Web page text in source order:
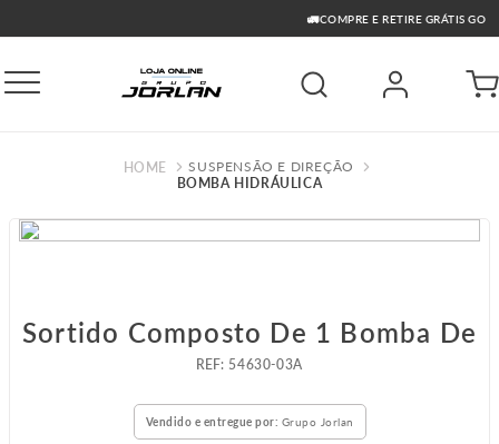
🚛COMPRE E RETIRE GRÁTIS GO
SUSPENSÃO E DIREÇÃO
BOMBA HIDRÁULICA
Sortido Composto De 1 Bomba De
: 54630-03A
Vendido e entregue por: Grupo Jorlan